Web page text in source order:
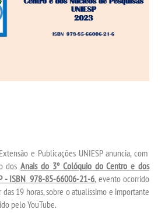
e Publicações UNIESP anuncia, com
dosAnais do 3º Colóquio do Centro e dos
- ISBN 978-85-66006-21-6, evento ocorrido
19 horas, sobre o atualíssimo e importante
pelo YouTube.